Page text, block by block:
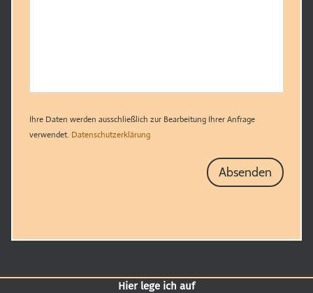
Ihre Daten werden ausschließlich zur Bearbeitung Ihrer Anfrage
verwendet. Datenschutzerklärung
Hier lege ich auf